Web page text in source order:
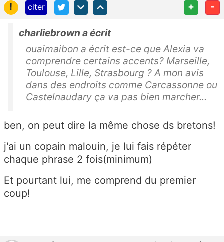
!
citer + -
charliebrown a écrit
ouaimaibon a écrit est-ce que Alexia va
comprendre certains accents? Marseille,
Toulouse, Lille, Strasbourg ? A mon avis
dans des endroits comme Carcassonne ou
Castelnaudary ça va pas bien marcher...
ben, on peut dire la même chose ds bretons!
j'ai un copain malouin, je lui fais répéter
chaque phrase 2 fois(minimum)
Et pourtant lui, me comprend du premier
coup!